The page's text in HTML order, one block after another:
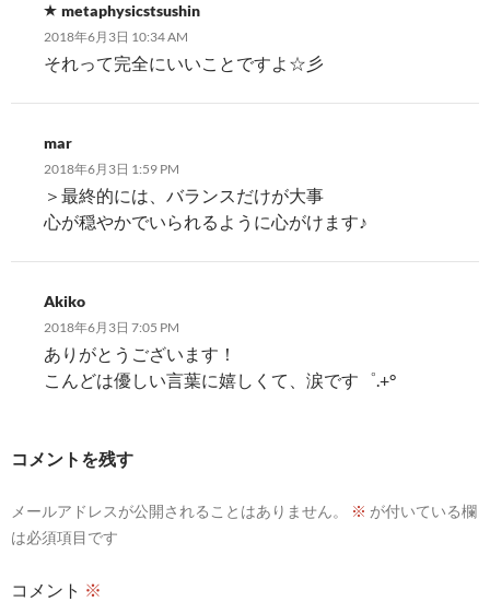
metaphysicstsushin
2018年6月3日 10:34 AM
それって完全にいいことですよ☆彡
mar
2018年6月3日 1:59 PM
＞最終的には、バランスだけが大事
心が穏やかでいられるように心がけます♪
Akiko
2018年6月3日 7:05 PM
ありがとうございます！
こんどは優しい言葉に嬉しくて、涙です゜.+°
コメントを残す
メールアドレスが公開されることはありません。 ※ が付いている欄
は必須項目です
コメント ※